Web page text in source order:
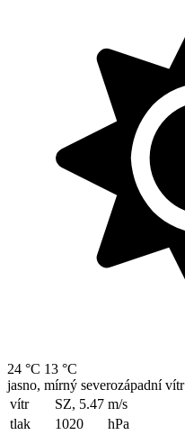
24 °C 13 °C
jasno, mírný severozápadní vítr
vítr
SZ, 5.47 m/s
tlak
1020
hPa